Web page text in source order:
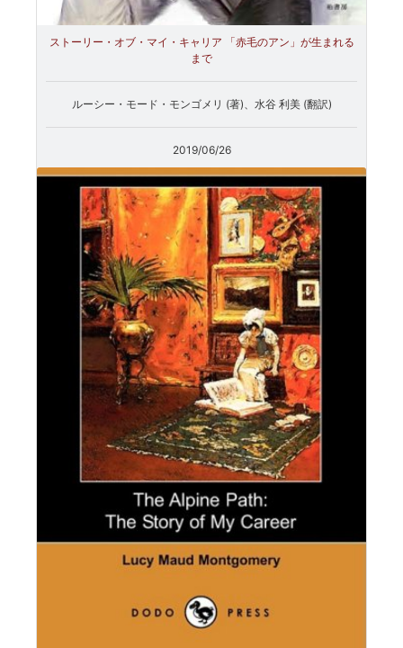
ストーリー・オブ・マイ・キャリア 「赤毛のアン」が生まれる
まで
ルーシー・モード・モンゴメリ (著)、水谷 利美 (翻訳)
2019/06/26